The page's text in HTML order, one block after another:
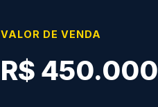
VALOR DE VENDA
R$ 450.000